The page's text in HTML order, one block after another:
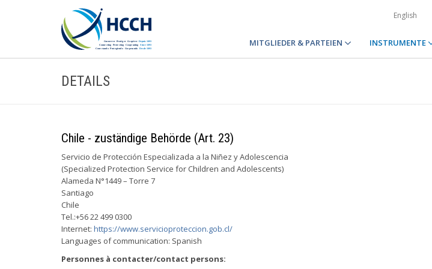
English
MITGLIEDER & PARTEIEN INSTRUMENTE
DETAILS
Chile - zuständige Behörde (Art. 23)
Servicio de Protección Especializada a la Niñez y Adolescencia
(Specialized Protection Service for Children and Adolescents)
Alameda N°1449 – Torre 7
Santiago
Chile
Tel.:+56 22 499 0300
Internet: https://www.servicioproteccion.gob.cl/
Languages of communication: Spanish
Personnes à contacter/contact persons: